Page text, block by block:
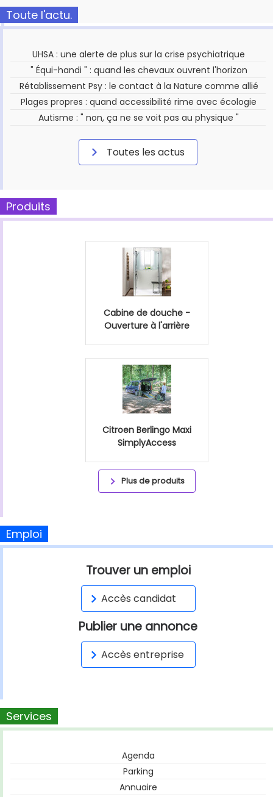
Toute l'actu.
UHSA : une alerte de plus sur la crise psychiatrique
" Équi-handi " : quand les chevaux ouvrent l'horizon
Rétablissement Psy : le contact à la Nature comme allié
Plages propres : quand accessibilité rime avec écologie
Autisme : " non, ça ne se voit pas au physique "
Toutes les actus
Produits
Cabine de douche -
Ouverture à l'arrière
Citroen Berlingo Maxi
SimplyAccess
Plus de produits
Emploi
Trouver un emploi
Accès candidat
Publier une annonce
Accès entreprise
Services
Agenda
Parking
Annuaire